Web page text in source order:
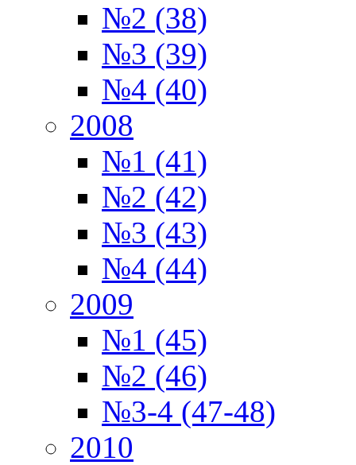
№2 (38)
№3 (39)
№4 (40)
2008
№1 (41)
№2 (42)
№3 (43)
№4 (44)
2009
№1 (45)
№2 (46)
№3-4 (47-48)
2010